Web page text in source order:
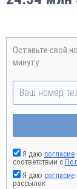
Оставьте свой
минуту
Я даю согласие
соответствии с
Я даю согласие
рассылок